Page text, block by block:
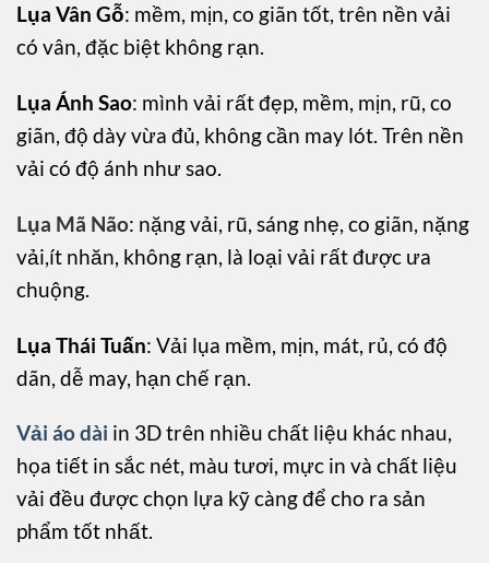
Lụa Vân Gỗ: mềm, mịn, co giãn tốt, trên nền vải
có vân, đặc biệt không rạn.
Lụa Ánh Sao: mình vải rất đẹp, mềm, mịn, rũ, co
giãn, độ dày vừa đủ, không cần may lót. Trên nền
vải có độ ánh như sao.
Lụa Mã Não: nặng vải, rũ, sáng nhẹ, co giãn, nặng
vải,ít nhăn, không rạn, là loại vải rất được ưa
chuộng.
Lụa Thái Tuấn: Vải lụa mềm, mịn, mát, rủ, có độ
dãn, dễ may, hạn chế rạn.
Vải áo dài in 3D trên nhiều chất liệu khác nhau,
họa tiết in sắc nét, màu tươi, mực in và chất liệu
vải đều được chọn lựa kỹ càng để cho ra sản
phẩm tốt nhất.